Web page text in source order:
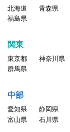
北海道 青森県
福島県
関東
東京都 神奈川県
群馬県
中部
愛知県 静岡県
富山県
石川県